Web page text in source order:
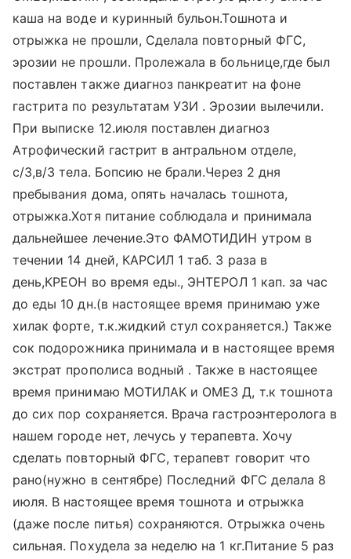
каша на воде и куринный бульон.Тошнота и
отрыжка не прошли, Сделала повторный ФГС,
эрозии не прошли. Пролежала в больнице,где был
поставлен также диагноз панкреатит на фоне
гастрита по результатам УЗИ . Эрозии вылечили.
При выписке 12.июля поставлен диагноз
Атрофический гастрит в антральном отделе,
с/3,в/3 тела. Бопсию не брали.Через 2 дня
пребывания дома, опять началась тошнота,
отрыжка.Хотя питание соблюдала и принимала
дальнейшее лечение.Это ФАМОТИДИН утром в
течении 14 дней, КАРСИЛ 1 таб. 3 раза в
день,КРЕОН во время еды., ЭНТЕРОЛ 1 кап. за час
до еды 10 дн.(в настоящее время принимаю уже
хилак форте, т.к.жидкий стул сохраняется.) Также
сок подорожника принимала и в настоящее время
экстрат прополиса водный . Также в настоящее
время принимаю МОТИЛАК и ОМЕЗ Д, т.к тошнота
до сих пор сохраняется. Врача гастроэнтеролога в
нашем городе нет, лечусь у терапевта. Хочу
сделать повторный ФГС, терапевт говорит что
рано(нужно в сентябре) Последний ФГС делала 8
июля. В настоящее время тошнота и отрыжка
(даже после питья) сохраняются. Отрыжка очень
сильная. Похудела за неделю на 1 кг.Питание 5 раз